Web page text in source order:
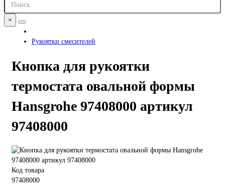
×
Рукоятки смесителей
Кнопка для рукоятки
термостата овальной формы
Hansgrohe 97408000 артикул
97408000
Код товара
97408000